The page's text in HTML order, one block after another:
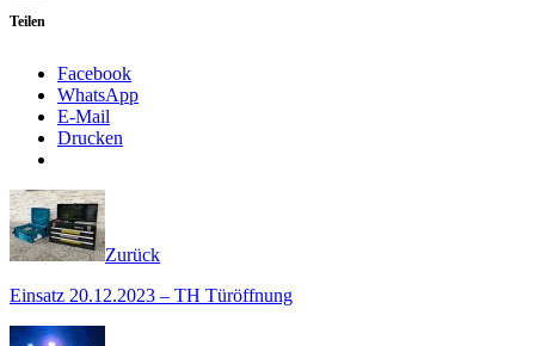
Teilen
Facebook
WhatsApp
E-Mail
Drucken
Zurück
Einsatz 20.12.2023 – TH Türöffnung